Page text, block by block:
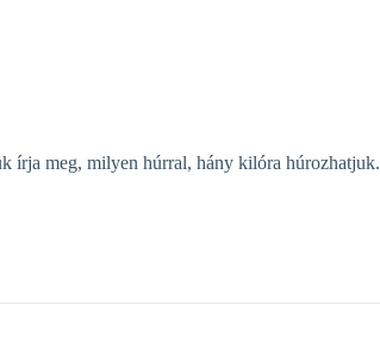
írja meg, milyen húrral, hány kilóra húrozhatjuk.